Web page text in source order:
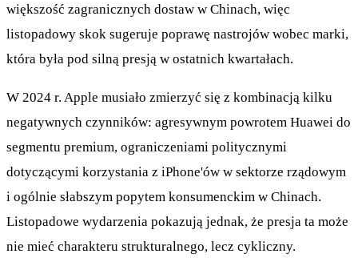
większość zagranicznych dostaw w Chinach, więc
listopadowy skok sugeruje poprawę nastrojów wobec marki,
która była pod silną presją w ostatnich kwartałach.
W 2024 r. Apple musiało zmierzyć się z kombinacją kilku
negatywnych czynników: agresywnym powrotem Huawei do
segmentu premium, ograniczeniami politycznymi
dotyczącymi korzystania z iPhone'ów w sektorze rządowym
i ogólnie słabszym popytem konsumenckim w Chinach.
Listopadowe wydarzenia pokazują jednak, że presja ta może
nie mieć charakteru strukturalnego, lecz cykliczny.